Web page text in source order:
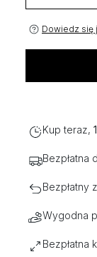
Dowiedz się
Kup teraz,
Bezpłatna
Bezpłatny
Wygodna
Bezpłatna